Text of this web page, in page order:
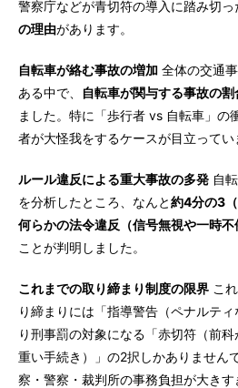
警察庁などが青切符の導入に踏み切っ
の理由があります。
自転車が絡む事故の増加 全体の交通
ある中で、
自転車が関与する事故の
ました。特に「歩行者 vs 自転車」の
者が大怪我をするケースが目立ってい
ルール違反による重大事故の多発 自
を分析したところ、なんと約4分の3
何らかの法令違反（信号無視や一時
ことが判明しました。
これまでの取り締まり制度の限界 こ
り締まりには「指導警告（ペナルテ
り刑事罰の対象になる「赤切符（前
重い手続き）」の2択しかありません
察・警察・裁判所の事務負担が大き